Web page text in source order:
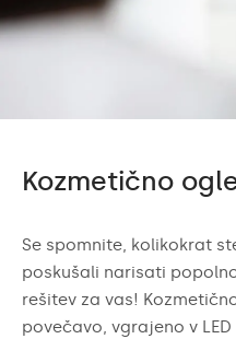
Kozmetično
Se spomnite, kolikokrat
poskušali narisati
rešitev za vas!
povečavo, vgrajeno v